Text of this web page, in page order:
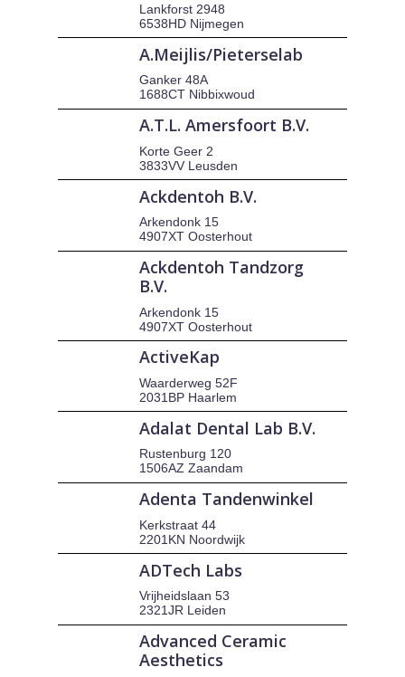
Lankforst 2948
6538HD Nijmegen
A.Meijlis/Pieterselab
Ganker 48A
1688CT Nibbixwoud
A.T.L. Amersfoort B.V.
Korte Geer 2
3833VV Leusden
Ackdentoh B.V.
Arkendonk 15
4907XT Oosterhout
Ackdentoh Tandzorg
B.V.
Arkendonk 15
4907XT Oosterhout
ActiveKap
Waarderweg 52F
2031BP Haarlem
Adalat Dental Lab B.V.
Rustenburg 120
1506AZ Zaandam
Adenta Tandenwinkel
Kerkstraat 44
2201KN Noordwijk
ADTech Labs
Vrijheidslaan 53
2321JR Leiden
Advanced Ceramic
Aesthetics